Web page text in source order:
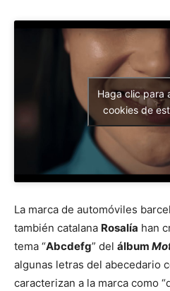
Haga clic para
cookies de
La marca de automóviles
también catalana Rosalía han
tema “Abcdefg” del álbum
algunas letras del abecedario
caracterizan a la marca como